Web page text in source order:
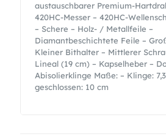
austauschbarer Premium-
420HC-Messer – 420HC-
– Schere – Holz- / Metallfeile –
Diamantbeschichtete Feile –
Kleiner Bithalter – Mittlerer
Lineal (19 cm) – Kapselheber –
Abisolierklinge Maße: – Klinge:
geschlossen: 10 cm